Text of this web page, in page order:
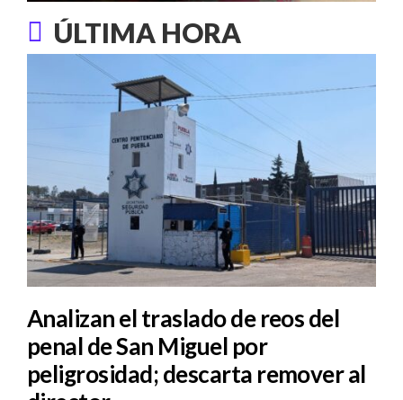
ÚLTIMA HORA
Analizan el traslado de reos del
penal de San Miguel por
peligrosidad; descarta remover al